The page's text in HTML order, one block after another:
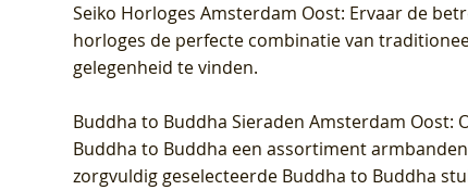
Seiko Horloges Amsterdam Oost: Ervaar de
horloges de perfecte combinatie van
gelegenheid te vinden.
Buddha to Buddha Sieraden Amsterdam Oost:
Buddha to Buddha een assortiment
zorgvuldig geselecteerde Buddha to Buddha